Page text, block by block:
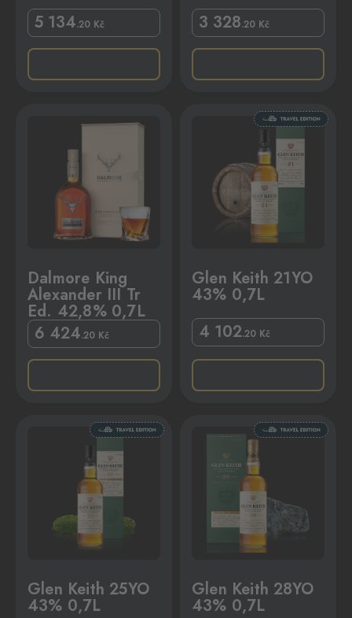
5 134.20 Kč
3 328.20 Kč
Dalmore King
Alexander III Tr
Ed. 42,8% 0,7L
6 424.20 Kč
Glen Keith 21YO
43% 0,7L
4 102.20 Kč
Glen Keith 25YO
43% 0,7L
Glen Keith 28YO
43% 0,7L
Glen Keith 28YO 43% 0,7L